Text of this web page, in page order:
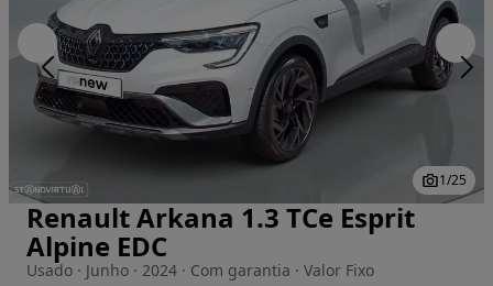
Imagem 1 de 25
1/25
Renault Arkana 1.3 TCe Esprit
Alpine EDC
Usado · Junho · 2024 · Com garantia · Valor Fixo